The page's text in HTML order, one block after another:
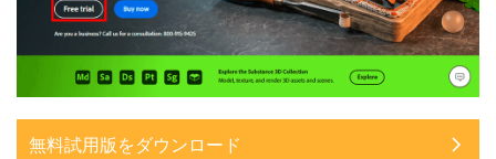
無料試用版をダウンロード